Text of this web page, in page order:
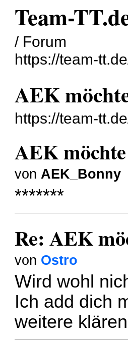
Team-
/ Forum
https://team-
AEK
https://team-
AEK
von AEK_Bonny
*******
Re: AEK
von Ostro
Wird wohl
Ich add dich
weitere